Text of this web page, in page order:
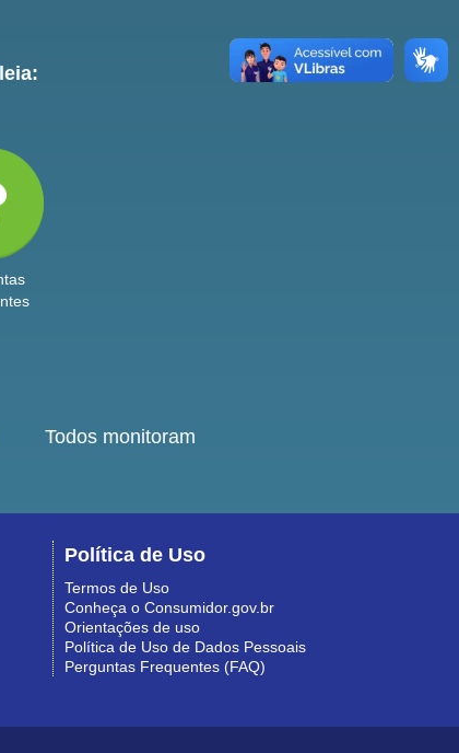
Todos monitoram
Política de Uso
Termos de Uso
Conheça o Consumidor.gov.br
Orientações de uso
Política de Uso de Dados Pessoais
Perguntas Frequentes (FAQ)